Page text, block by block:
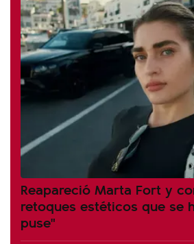
Reapareció Marta Fort y
retoques estéticos que se
puse"